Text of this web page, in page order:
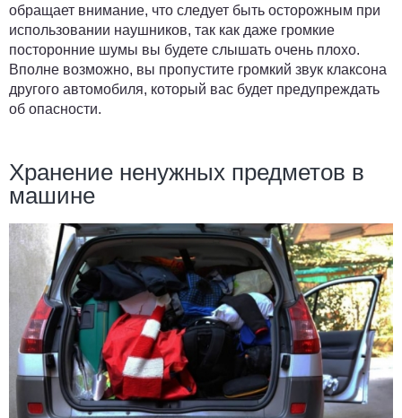
обращает внимание, что следует быть осторожным при
использовании наушников, так как даже громкие
посторонние шумы вы будете слышать очень плохо.
Вполне возможно, вы пропустите громкий звук клаксона
другого автомобиля, который вас будет предупреждать
об опасности.
Хранение ненужных предметов в
машине